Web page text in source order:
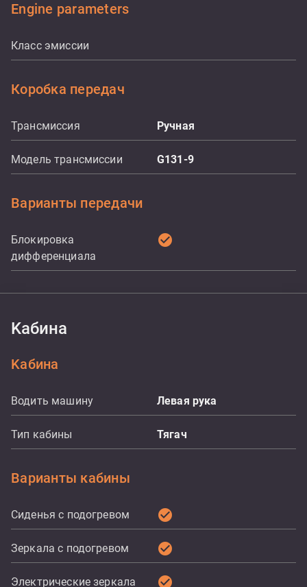
Engine parameters
Класс эмиссии
Коробка передач
Трансмиссия Ручная
Модель трансмиссии G131-9
Варианты передачи
Блокировка
дифференциала
check_circle
Kабина
Kабина
Водить машину Левая рука
Тип кабины Тягач
Варианты кабины
Сиденья с подогревом check_circle
Зеркала с подогревом check_circle
Электрические зеркала check_circle